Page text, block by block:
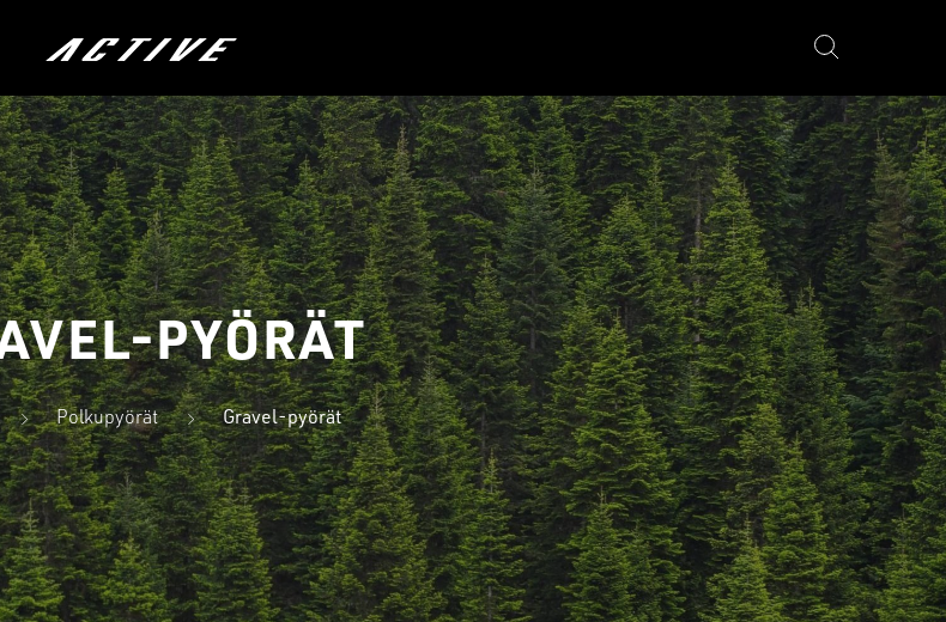
LASTEN PYÖRÄT HYBRIDIPYÖRÄT FATBIKES
PYÖRÄT
Polkupyörät Gravel-pyörät